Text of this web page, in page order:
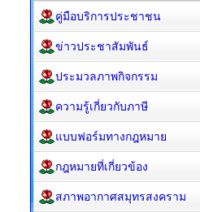
คู่มือบริการประชาชน
ข่าวประชาสัมพันธ์
ประมวลภาพกิจกรรม
ความรู้เกี่ยวกับภาษี
แบบฟอร์มทางกฎหมาย
กฎหมาย​ที่เกี่ยวข้อง
สภาพอากาศสมุทรสงคราม